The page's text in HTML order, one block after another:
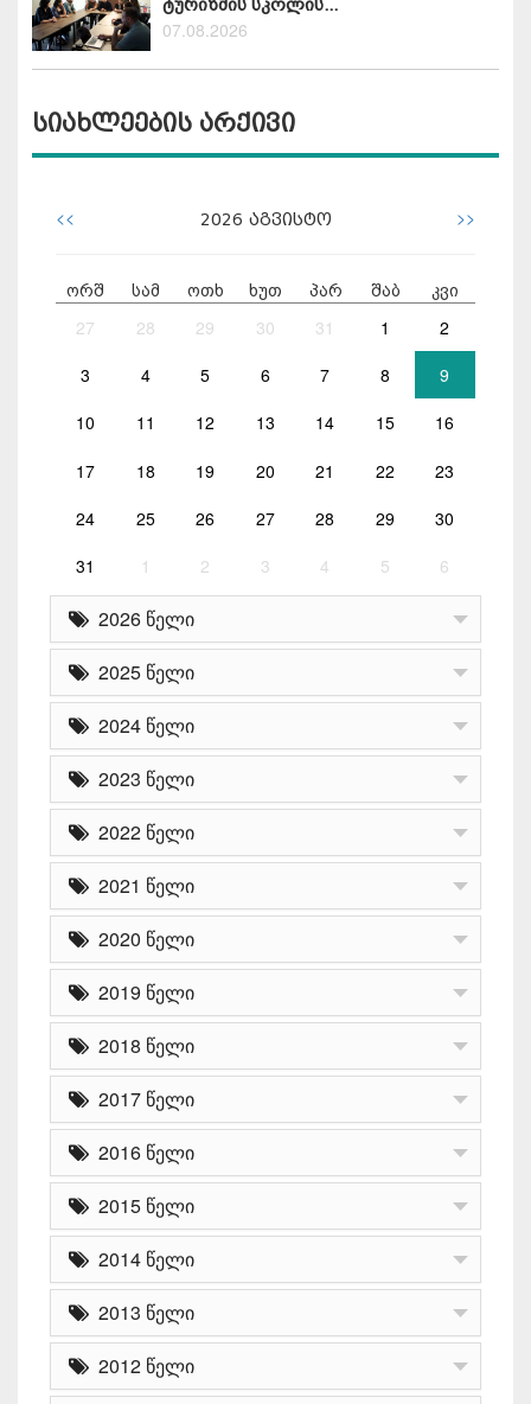
ტურიზმის სკოლის...
07.08.2026
სიახლეების არქივი
<< 2026 აგვისტო >>
ორშ სამ ოთხ ხუთ პარ შაბ კვი
27 28 29 30 31 1 2
3 4 5 6 7 8 9
10 11 12 13 14 15 16
17 18 19 20 21 22 23
24 25 26 27 28 29 30
31 1 2 3 4 5 6
2026 წელი
2025 წელი
2024 წელი
2023 წელი
2022 წელი
2021 წელი
2020 წელი
2019 წელი
2018 წელი
2017 წელი
2016 წელი
2015 წელი
2014 წელი
2013 წელი
2012 წელი